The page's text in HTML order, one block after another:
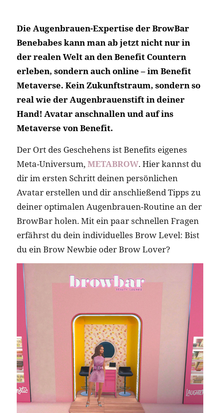
Die Augenbrauen-Expertise der BrowBar
Benebabes kann man ab jetzt nicht nur in
der realen Welt an den Benefit Countern
erleben, sondern auch online – im Benefit
Metaverse. Kein Zukunftstraum, sondern so
real wie der Augenbrauenstift in deiner
Hand! Avatar anschnallen und auf ins
Metaverse von Benefit.
Der Ort des Geschehens ist Benefits eigenes
Meta-Universum,METABROW. Hier kannst du
dir im ersten Schritt deinen persönlichen
Avatar erstellen und dir anschließend Tipps zu
deiner optimalen Augenbrauen-Routine an der
BrowBar holen. Mit ein paar schnellen Fragen
erfährst du dein individuelles Brow Level: Bist
du ein Brow Newbie oder Brow Lover?